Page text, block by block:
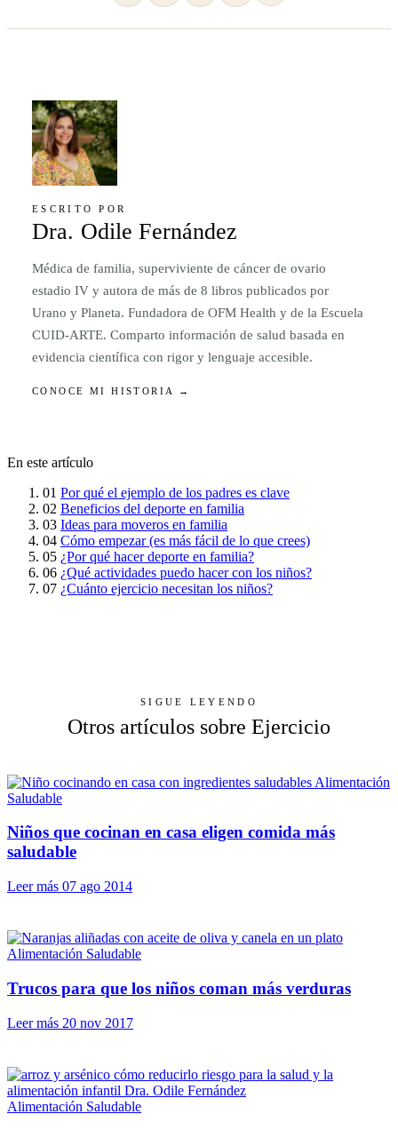
ESCRITO POR
Dra. Odile Fernández
Médica de familia, superviviente de cáncer de ovario
estadio IV y autora de más de 8 libros publicados por
Urano y Planeta. Fundadora de OFM Health y de la Escuela
CUID-ARTE. Comparto información de salud basada en
evidencia científica con rigor y lenguaje accesible.
CONOCE MI HISTORIA →
En este artículo
01 Por qué el ejemplo de los padres es clave
02 Beneficios del deporte en familia
03 Ideas para moveros en familia
04 Cómo empezar (es más fácil de lo que crees)
05 ¿Por qué hacer deporte en familia?
06 ¿Qué actividades puedo hacer con los niños?
07 ¿Cuánto ejercicio necesitan los niños?
SIGUE LEYENDO
Otros artículos sobre Ejercicio
Alimentación
Saludable
Niños que cocinan en casa eligen comida más
saludable
Leer más 07 ago 2014
Alimentación Saludable
Trucos para que los niños coman más verduras
Leer más 20 nov 2017
Alimentación Saludable